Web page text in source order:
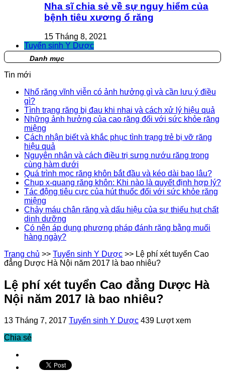
Nha sĩ chia sẻ về sự nguy hiểm của
bệnh tiêu xương ổ răng
15 Tháng 8, 2021
Tuyển sinh Y Dược
Danh mục
Tin mới
Nhổ răng vĩnh viễn có ảnh hưởng gì và cần lưu ý điều
gì?
Tình trạng răng bị đau khi nhai và cách xử lý hiệu quả
Những ảnh hưởng của cao răng đối với sức khỏe răng
miệng
Cách nhận biết và khắc phục tình trạng trẻ bị vỡ răng
hiệu quả
Nguyên nhân và cách điều trị sưng nướu răng trong
cùng hàm dưới
Quá trình mọc răng khôn bắt đầu và kéo dài bao lâu?
Chụp x-quang răng khôn: Khi nào là quyết định hợp lý?
Tác động tiêu cực của hút thuốc đối với sức khỏe răng
miệng
Chảy máu chân răng và dấu hiệu của sự thiếu hụt chất
dinh dưỡng
Có nên áp dụng phương pháp đánh răng bằng muối
hàng ngày?
Trang chủ >> Tuyển sinh Y Dược >> Lệ phí xét tuyển Cao
đẳng Dược Hà Nội năm 2017 là bao nhiêu?
Lệ phí xét tuyển Cao đẳng Dược Hà
Nội năm 2017 là bao nhiêu?
13 Tháng 7, 2017 Tuyển sinh Y Dược 439 Lượt xem
Chia sẻ